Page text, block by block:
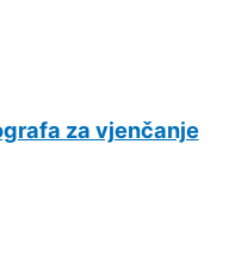
za vjenčanje